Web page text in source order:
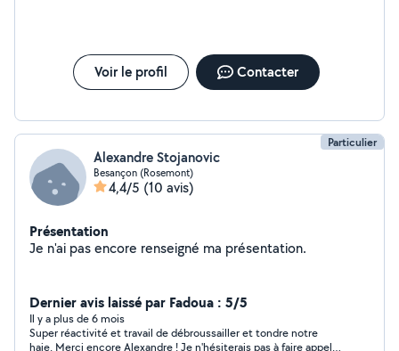
Voir le profil Contacter
Particulier
Alexandre Stojanovic
Besançon (Rosemont)
4,4/5 (10 avis)
Présentation
Je n'ai pas encore renseigné ma présentation.
Dernier avis laissé par Fadoua : 5/5
Il y a plus de 6 mois
Super réactivité et travail de débroussailler et tondre notre
haie. Merci encore Alexandre ! Je n'hésiterais pas à faire appel à